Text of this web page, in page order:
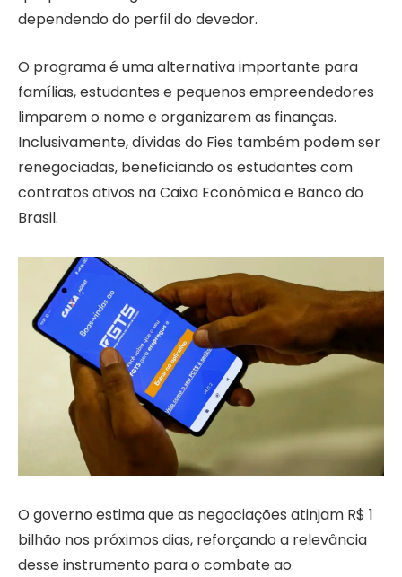
dependendo do perfil do devedor.
O programa é uma alternativa importante para
famílias, estudantes e pequenos empreendedores
limparem o nome e organizarem as finanças.
Inclusivamente, dívidas do Fies também podem ser
renegociadas, beneficiando os estudantes com
contratos ativos na Caixa Econômica e Banco do
Brasil.
O governo estima que as negociações atinjam R$ 1
bilhão nos próximos dias, reforçando a relevância
desse instrumento para o combate ao